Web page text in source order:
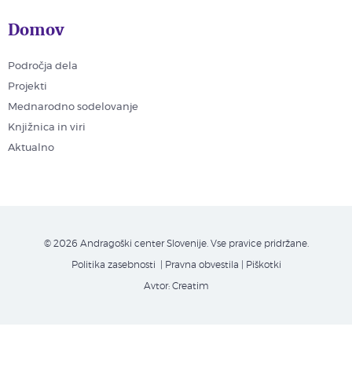
Domov
Področja dela
Projekti
Mednarodno sodelovanje
Knjižnica in viri
Aktualno
© 2026 Andragoški center Slovenije. Vse pravice pridržane.
Politika zasebnosti | Pravna obvestila Piškotki
Avtor: Creatim